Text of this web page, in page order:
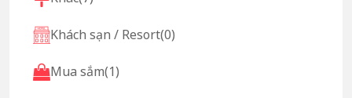
Khách sạn / Resort(0)
Mua sắm(1)